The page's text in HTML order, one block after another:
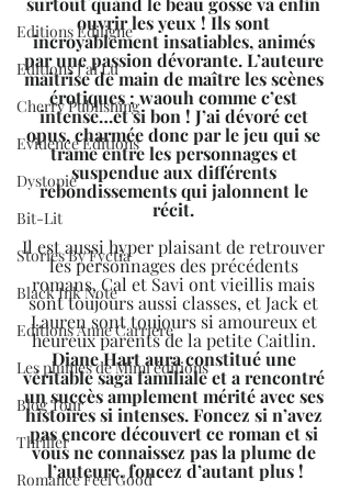
Editions Ediligne
Editions J'ai Lu
Cherry Publishing
Evidence Editions
Dystopie
Bit-Lit
Stories By Fyctia
Black Ink Note
Editions Anne Carrière
Les plumes de Mimi éditions
Blog Tour
Thriller
Romance Feel Good
ouvrir les yeux ! Ils sont
incroyablement insatiables, animés
par une passion dévorante. L’auteure
maitrise de main de maître les scènes
érotiques : waouh comme c’est
intense…et si bon ! J’ai dévoré cet
opus, charmée donc par le jeu qui se
trame entre les personnages et
suspendue aux différents
rebondissements qui jalonnent le
récit.
Il est aussi hyper plaisant de retrouver
les personnages des précédents
romans, Cal et Savi ont vieillis mais
sont toujours aussi classes, et Jack et
Lauren sont toujours si amoureux et
heureux parents de la petite Caitlin.
Diane Hart aura constitué une
véritable saga familiale et a rencontré
un succès amplement mérité avec ses
histoires si intenses. Foncez si n’avez
pas encore découvert ce roman et si
vous ne connaissez pas la plume de
l’auteure, foncez d’autant plus !